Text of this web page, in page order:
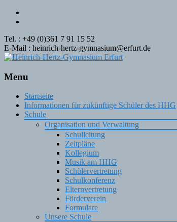
Tel. : +49 (0)361 7 91 15 52
E-Mail : heinrich-hertz-gymnasium@erfurt.de
Menu
Skip
content
Startseite
Informationen für zukünftige Schüler des HHG
Schule
Organisation und Verwaltung
Schulleitung
Zeitpläne
Kollegium
Musik am HHG
Schülervertretung
Schulkonferenz
Elternvertretung
Förderverein
Formulare
Unsere Schule